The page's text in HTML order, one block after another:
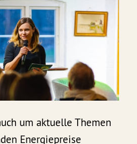
um aktuelle Themen
Energiepreise